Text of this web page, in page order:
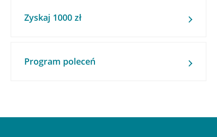
Zyskaj 1000 zł
Program poleceń